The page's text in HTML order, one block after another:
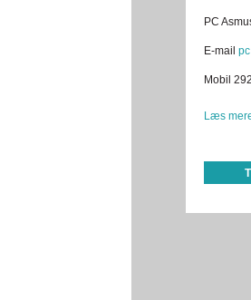
PC
E-mail
Mobil
Læs